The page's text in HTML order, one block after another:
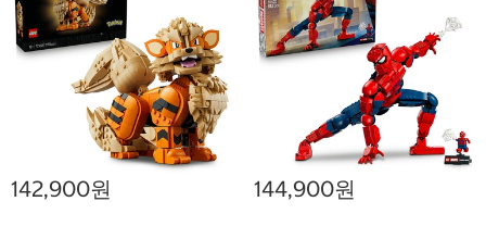
142,900원 144,900원